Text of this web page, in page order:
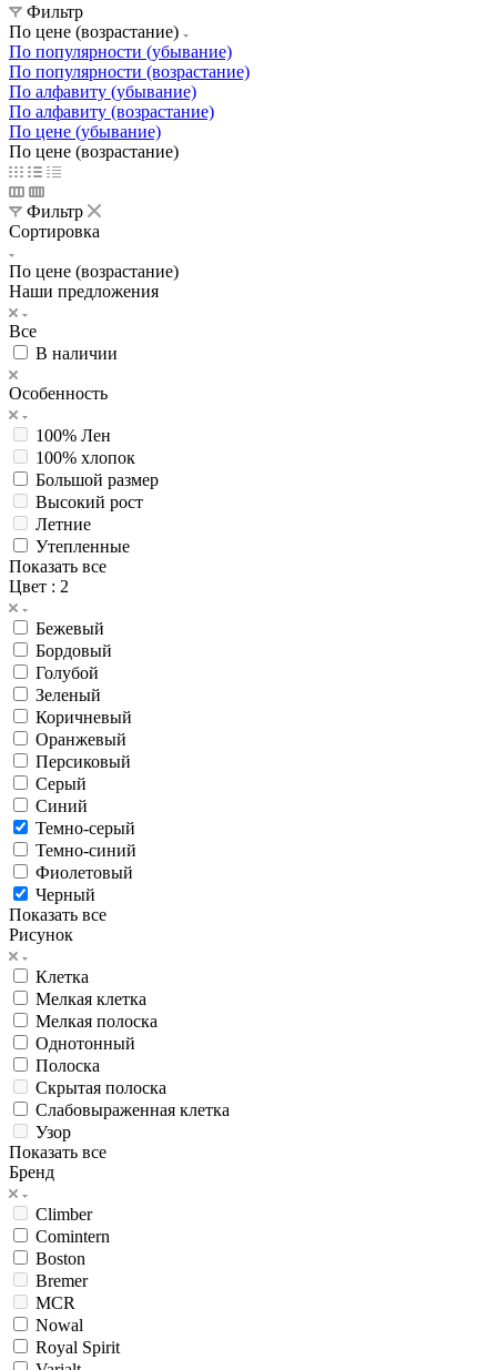
Фильтр
По цене (возрастание)
По популярности (убывание)
По популярности (возрастание)
По алфавиту (убывание)
По алфавиту (возрастание)
По цене (убывание)
По цене (возрастание)
Фильтр
Сортировка
По цене (возрастание)
Наши предложения
Все
В наличии
Особенность
100% Лен
100% хлопок
Большой размер
Высокий рост
Летние
Утепленные
Показать все
Цвет : 2
Бежевый
Бордовый
Голубой
Зеленый
Коричневый
Оранжевый
Персиковый
Серый
Синий
Темно-серый
Темно-синий
Фиолетовый
Черный
Показать все
Рисунок
Клетка
Мелкая клетка
Мелкая полоска
Однотонный
Полоска
Скрытая полоска
Слабовыраженная клетка
Узор
Показать все
Бренд
Climber
Comintern
Boston
Bremer
MCR
Nowal
Royal Spirit